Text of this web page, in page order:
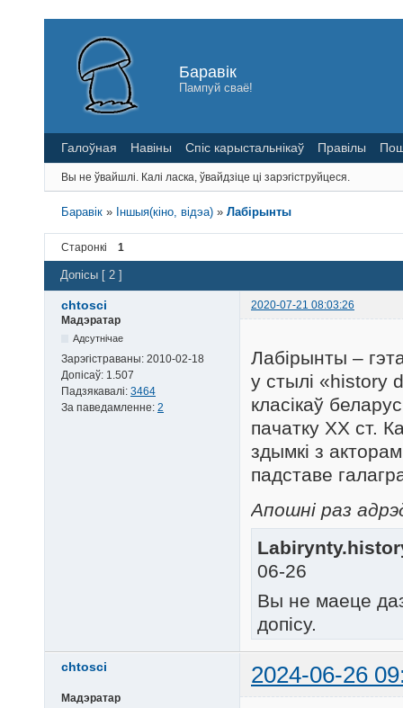
Баравік
Пампуй сваё!
Галоўная Навіны Спіс карыстальнікаў Правілы
Вы не ўвайшлі. Калі ласка, ўвайдзіце ці зарэгіструйцеся.
Баравік » Іншыя(кіно, відэа) »Лабірынты
Старонкі 1
Допісы [ 2 ]
chtosci
2020-07-21 08:03:26
Мадэратар
Адсутнічае
Зарэгістраваны: 2010-02-18
Допісаў: 1.507
Падзякавалі: 3464
За паведамленне: 2
Лабірынты –
у стылі «history
класікаў
пачатку ХХ ст.
здымкі з
падставе
Апошні раз
06-26
Вы не маеце
допісу.
chtosci 2024-06-26
Мадэратар